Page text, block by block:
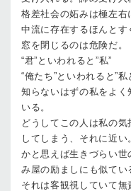
格差社会の妬みは極左右
中流に存在するほんとす
窓を閉じるのは危険だ。
“君”といわれると”私”
“俺たち”といわれると”私
知らないはずの私をよ
いる。
どうしてこの人は私の
してしまう、それに近い
かと思えば生きづらい
み屋の励ましにも似てい
それは客観視していて無